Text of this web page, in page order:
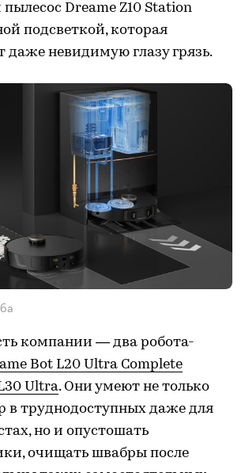
Dreame Z10 Station
подсветкой, которая
даже невидимую глазу грязь.
компании — два робота-
Bot L20 Ultra Complete
Ultra. Они умеют не только
в труднодоступных даже для
но и опустошать
очищать швабры после